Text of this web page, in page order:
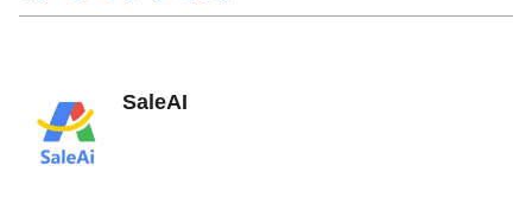
SaleAI